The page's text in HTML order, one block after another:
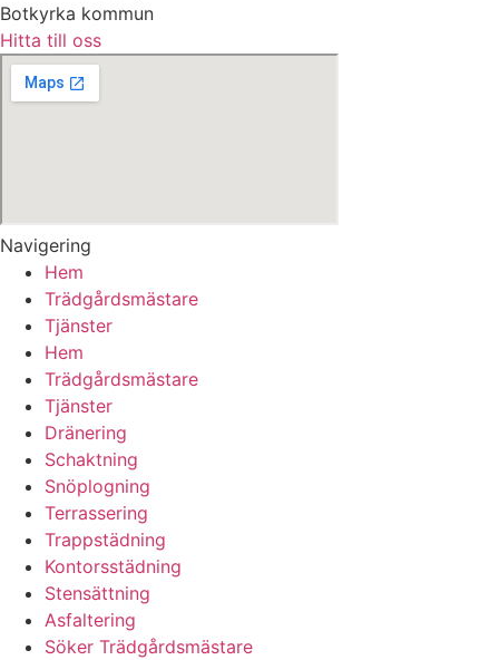
Botkyrka kommun
Hitta till oss
Navigering
Hem
Trädgårdsmästare
Tjänster
Hem
Trädgårdsmästare
Tjänster
Dränering
Schaktning
Snöplogning
Terrassering
Trappstädning
Kontorsstädning
Stensättning
Asfaltering
Söker Trädgårdsmästare